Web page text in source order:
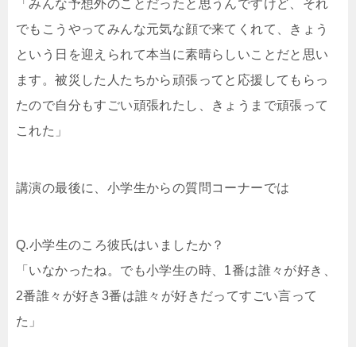
「みんな予想外のことだったと思うんですけど、それ
でもこうやってみんな元気な顔で来てくれて、きょう
という日を迎えられて本当に素晴らしいことだと思い
ます。被災した人たちから頑張ってと応援してもらっ
たので自分もすごい頑張れたし、きょうまで頑張って
これた」
講演の最後に、小学生からの質問コーナーでは
Q.小学生のころ彼氏はいましたか？
「いなかったね。でも小学生の時、1番は誰々が好き、
2番誰々が好き3番は誰々が好きだってすごい言って
た」